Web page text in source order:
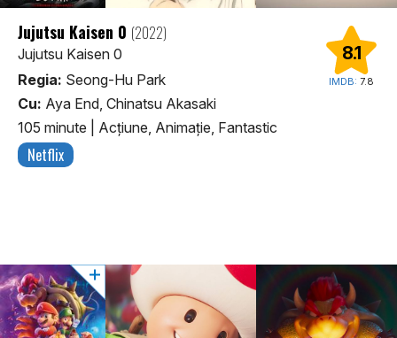
8.1
IMDB: 7.8
Jujutsu Kaisen 0 (2022)
Jujutsu Kaisen 0
Regia: Seong-Hu Park
Cu: Aya End, Chinatsu Akasaki
105 minute
Acţiune, Animaţie, Fantastic
Netflix